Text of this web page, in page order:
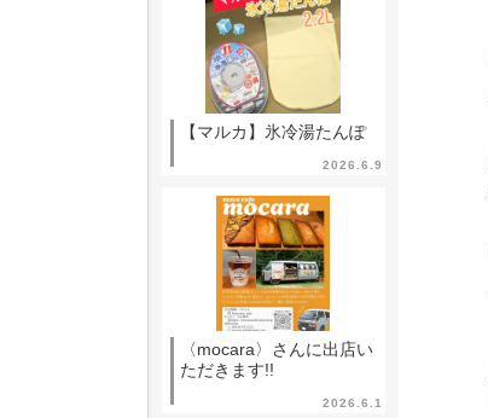
2026.6.9
【マルカ】氷冷湯たんぽ
2026.6.1
〈mocara〉さんに出店い
ただきます!!